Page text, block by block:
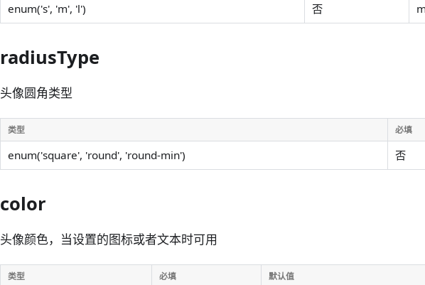
enum('s', 'm', 'l') 否
radiusType
头像圆角类型
类型 必填
enum('square', 'round', 'round-min') 否
color
头像颜色，当设置的图标或者文本时可用
类型 必填 默认值